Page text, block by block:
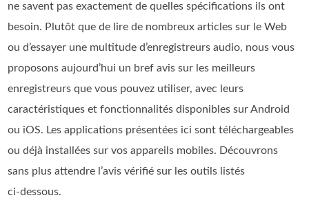
ne savent pas exactement de quelles spécifications ils ont
besoin. Plutôt que de lire de nombreux articles sur le Web
ou d’essayer une multitude d’enregistreurs audio, nous vous
proposons aujourd’hui un bref avis sur les meilleurs
enregistreurs que vous pouvez utiliser, avec leurs
caractéristiques et fonctionnalités disponibles sur Android
ou iOS. Les applications présentées ici sont téléchargeables
ou déjà installées sur vos appareils mobiles. Découvrons
sans plus attendre l’avis vérifié sur les outils listés
ci‑dessous.